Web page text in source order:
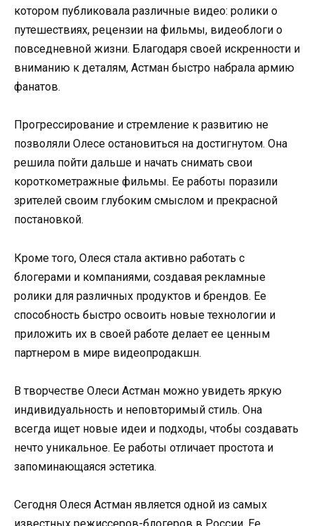
котором публиковала различные видео: ролики о
путешествиях, рецензии на фильмы, видеоблоги о
повседневной жизни. Благодаря своей искренности и
вниманию к деталям, Астман быстро набрала армию
фанатов.
Прогрессирование и стремление к развитию не
позволяли Олесе остановиться на достигнутом. Она
решила пойти дальше и начать снимать свои
короткометражные фильмы. Ее работы поразили
зрителей своим глубоким смыслом и прекрасной
постановкой.
Кроме того, Олеся стала активно работать с
блогерами и компаниями, создавая рекламные
ролики для различных продуктов и брендов. Ее
способность быстро освоить новые технологии и
приложить их в своей работе делает ее ценным
партнером в мире видеопродакшн.
В творчестве Олеси Астман можно увидеть яркую
индивидуальность и неповторимый стиль. Она
всегда ищет новые идеи и подходы, чтобы создавать
нечто уникальное. Ее работы отличает простота и
запоминающаяся эстетика.
Сегодня Олеся Астман является одной из самых